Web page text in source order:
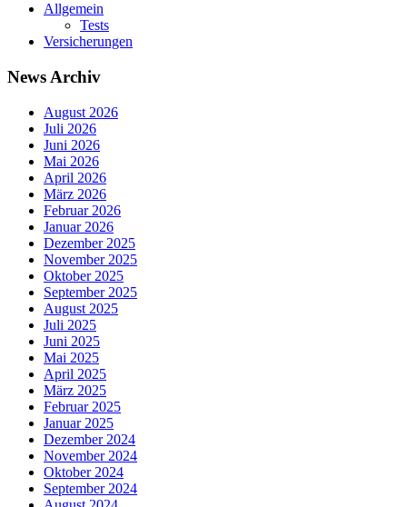
Allgemein
Tests
Versicherungen
News Archiv
August 2026
Juli 2026
Juni 2026
Mai 2026
April 2026
März 2026
Februar 2026
Januar 2026
Dezember 2025
November 2025
Oktober 2025
September 2025
August 2025
Juli 2025
Juni 2025
Mai 2025
April 2025
März 2025
Februar 2025
Januar 2025
Dezember 2024
November 2024
Oktober 2024
September 2024